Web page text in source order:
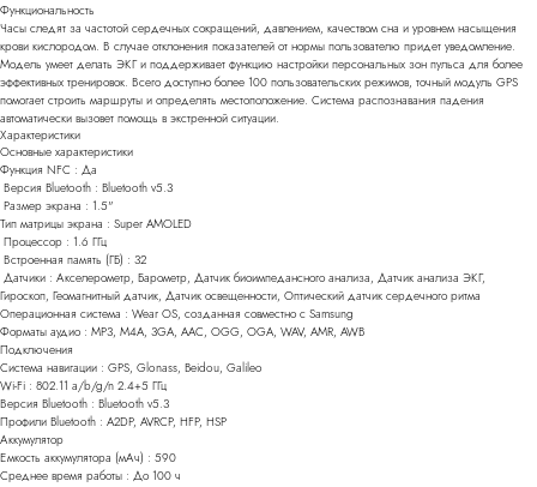
Функциональность
Часы следят за частотой сердечных сокращений, давлением, качеством сна и уровнем насыщения
крови кислородом. В случае отклонения показателей от нормы пользователю придет уведомление.
Модель умеет делать ЭКГ и поддерживает функцию настройки персональных зон пульса для более
эффективных тренировок. Всего доступно более 100 пользовательских режимов, точный модуль GPS
помогает строить маршруты и определять местоположение. Система распознавания падения
автоматически вызовет помощь в экстренной ситуации.
Характеристики
Основные характеристики
Функция NFC : Да
Версия Bluetooth : Bluetooth v5.3
Размер экрана : 1.5"
Тип матрицы экрана : Super AMOLED
Процессор : 1.6 ГГц
Встроенная память (ГБ) : 32
Датчики : Акселерометр, Барометр, Датчик биоимпедансного анализа, Датчик анализа ЭКГ,
Гироскоп, Геомагнитный датчик, Датчик освещенности, Оптический датчик сердечного ритма
Операционная система : Wear OS, созданная совместно с Samsung
Форматы аудио : MP3, M4A, 3GA, AAC, OGG, OGA, WAV, AMR, AWB
Подключения
Система навигации : GPS, Glonass, Beidou, Galileo
Wi-Fi : 802.11 a/b/g/n 2.4+5 ГГц
Версия Bluetooth : Bluetooth v5.3
Профили Bluetooth : A2DP, AVRCP, HFP, HSP
Аккумулятор
Емкость аккумулятора (мАч) : 590
Среднее время работы : До 100 ч